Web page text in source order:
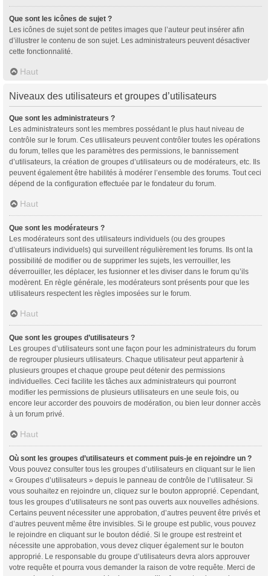
Que sont les icônes de sujet ?
Les icônes de sujet sont de petites images que l’auteur peut insérer afin
d’illustrer le contenu de son sujet. Les administrateurs peuvent désactiver
cette fonctionnalité.
Haut
Niveaux des utilisateurs et groupes d’utilisateurs
Que sont les administrateurs ?
Les administrateurs sont les membres possédant le plus haut niveau de
contrôle sur le forum. Ces utilisateurs peuvent contrôler toutes les opérations
du forum, telles que les paramètres des permissions, le bannissement
d’utilisateurs, la création de groupes d’utilisateurs ou de modérateurs, etc. Ils
peuvent également être habilités à modérer l’ensemble des forums. Tout ceci
dépend de la configuration effectuée par le fondateur du forum.
Haut
Que sont les modérateurs ?
Les modérateurs sont des utilisateurs individuels (ou des groupes
d’utilisateurs individuels) qui surveillent régulièrement les forums. Ils ont la
possibilité de modifier ou de supprimer les sujets, les verrouiller, les
déverrouiller, les déplacer, les fusionner et les diviser dans le forum qu’ils
modèrent. En règle générale, les modérateurs sont présents pour que les
utilisateurs respectent les règles imposées sur le forum.
Haut
Que sont les groupes d’utilisateurs ?
Les groupes d’utilisateurs sont une façon pour les administrateurs du forum
de regrouper plusieurs utilisateurs. Chaque utilisateur peut appartenir à
plusieurs groupes et chaque groupe peut détenir des permissions
individuelles. Ceci facilite les tâches aux administrateurs qui pourront
modifier les permissions de plusieurs utilisateurs en une seule fois, ou
encore leur accorder des pouvoirs de modération, ou bien leur donner accès
à un forum privé.
Haut
Où sont les groupes d’utilisateurs et comment puis-je en rejoindre un ?
Vous pouvez consulter tous les groupes d’utilisateurs en cliquant sur le lien
« Groupes d’utilisateurs » depuis le panneau de contrôle de l’utilisateur. Si
vous souhaitez en rejoindre un, cliquez sur le bouton approprié. Cependant,
tous les groupes d’utilisateurs ne sont pas ouverts aux nouvelles adhésions.
Certains peuvent nécessiter une approbation, d’autres peuvent être privés et
d’autres peuvent même être invisibles. Si le groupe est public, vous pouvez
le rejoindre en cliquant sur le bouton dédié. Si le groupe est restreint et
nécessite une approbation, vous devez cliquer également sur le bouton
approprié. Le responsable du groupe d’utilisateurs devra alors approuver
votre requête et pourra vous demander la raison de votre requête. Merci de